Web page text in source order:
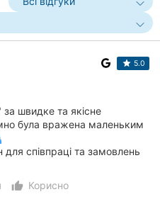
5.0
швидке та якісне
була вражена маленьким
співпраці та замовлень
thumb_up_alt
Корисно